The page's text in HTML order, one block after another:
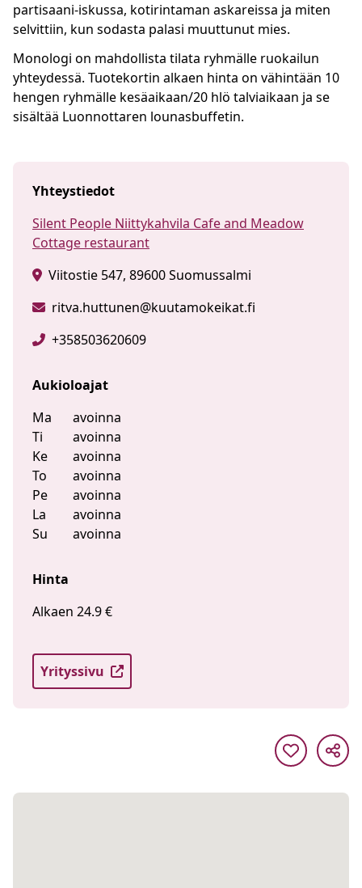
partisaani-iskussa, kotirintaman askareissa ja miten
selvittiin, kun sodasta palasi muuttunut mies.
Monologi on mahdollista tilata ryhmälle ruokailun
yhteydessä. Tuotekortin alkaen hinta on vähintään 10
hengen ryhmälle kesäaikaan/20 hlö talviaikaan ja se
sisältää Luonnottaren lounasbuffetin.
Yhteystiedot
Silent People Niittykahvila Cafe and Meadow
Cottage restaurant
Viitostie 547, 89600 Suomussalmi
ritva.huttunen@kuutamokeikat.fi
+358503620609
Aukioloajat
Ma
avoinna
Ti
avoinna
Ke
avoinna
To
avoinna
Pe
avoinna
La
avoinna
Su
avoinna
Hinta
Alkaen 24.9 €
Yrityssivu